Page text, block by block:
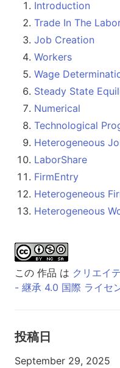
Introduction
Trade In The
Job Creation
Workers
Wage
Steady State
Numerical
Technological
Heterogeneous
LaborShare
FirmEntry
Heterogeneous
Heterogeneous
この 作品 は クリエイ
- 継承 4.0 国際 ライセ
投稿日
September 29, 2025